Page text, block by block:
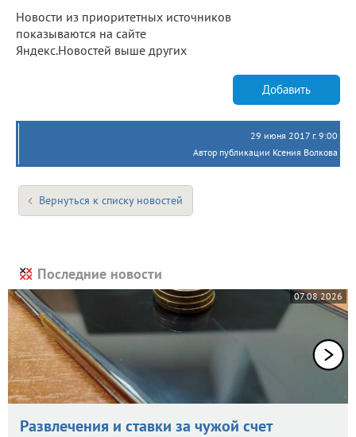
Новости из приоритетных источников
показываются на сайте
Яндекс.Новостей выше других
Добавить
29 июня 2017 г. 9:00
Автор публикации Ксения Волкова
Вернуться к списку новостей
Последние новости
07.08.2026
Развлечения и ставки за чужой счет